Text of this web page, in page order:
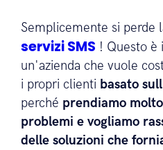
Semplicemente si perde
servizi SMS ! Questo è
un'azienda che vuole
i propri clienti basato
perché prendiamo
problemi e vogliamo
delle soluzioni che